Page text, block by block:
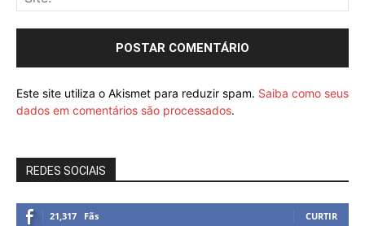
Este site utiliza o Akismet para reduzir spam. Saiba como seus
dados em comentários são processados.
REDES SOCIAIS
21,317 Fãs CURTIR